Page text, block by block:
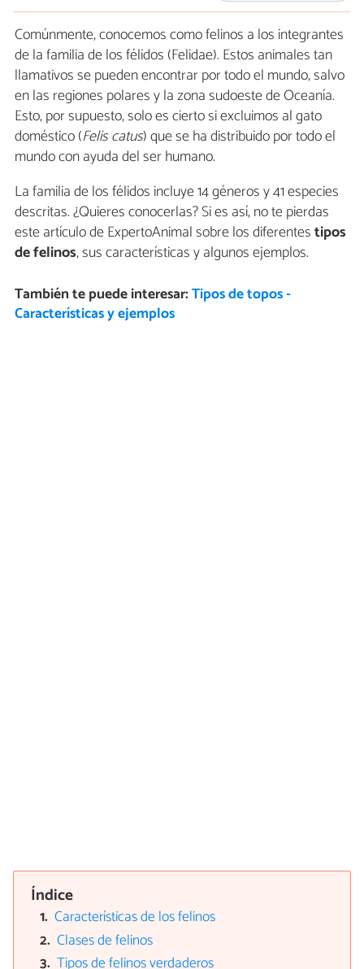
Comúnmente, conocemos como felinos a los integrantes
de la familia de los félidos (Felidae). Estos animales tan
llamativos se pueden encontrar por todo el mundo, salvo
en las regiones polares y la zona sudoeste de Oceanía.
Esto, por supuesto, solo es cierto si excluimos al gato
doméstico (Felis catus) que se ha distribuido por todo el
mundo con ayuda del ser humano.
La familia de los félidos incluye 14 géneros y 41 especies
descritas. ¿Quieres conocerlas? Si es así, no te pierdas
este artículo de ExpertoAnimal sobre los diferentestipos
de felinos, suscaracterísticas y algunos ejemplos.
También te puede interesar:Tipos de topos -
Características y ejemplos
Índice
Características de los felinos
Clases de felinos
Tipos de felinos verdaderos